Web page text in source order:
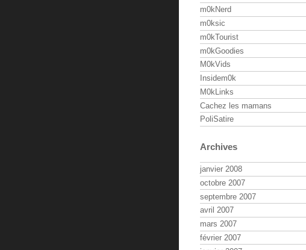
m0kNerd
m0ksic
m0kTourist
m0kGoodies
M0kVids
Insidem0k
M0kLinks
Cachez les mamans
PoliSatire
Archives
janvier 2008
octobre 2007
septembre 2007
avril 2007
mars 2007
février 2007